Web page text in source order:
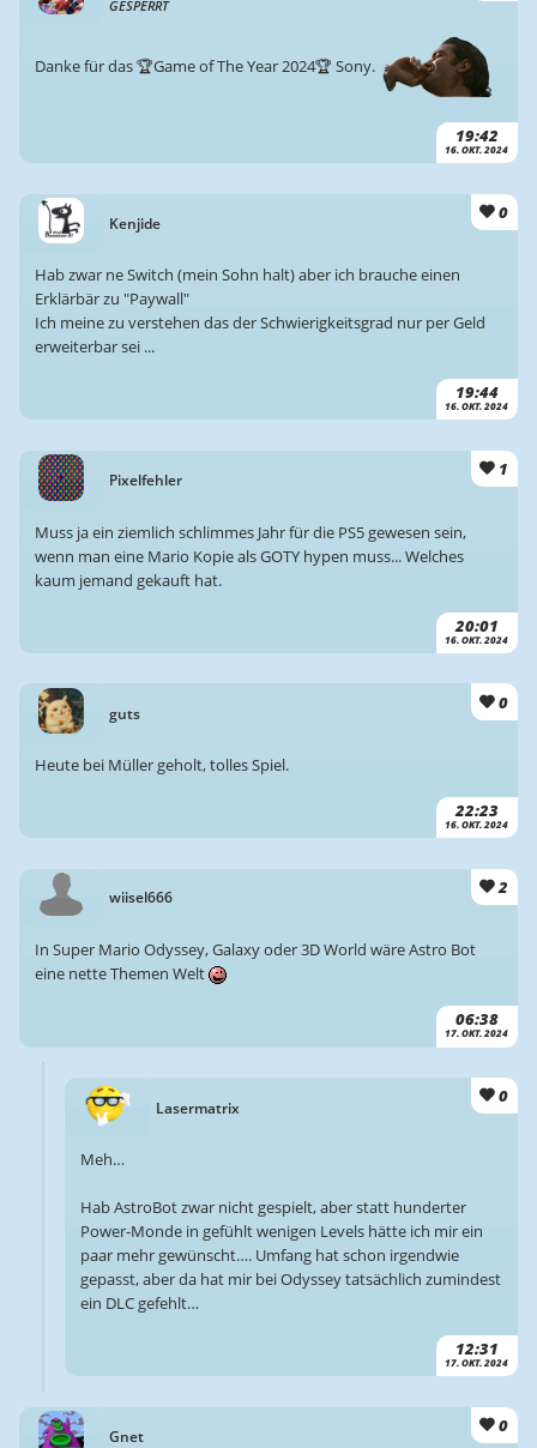
GESPERRT
19:42
16. OKT. 2024
Danke für das 🏆Game of The Year 2024🏆 Sony.
Kenjide
0
19:44
16. OKT. 2024
Hab zwar ne Switch (mein Sohn halt) aber ich brauche einen
Erklärbär zu "Paywall"
Ich meine zu verstehen das der Schwierigkeitsgrad nur per Geld
erweiterbar sei ...
Pixelfehler
1
20:01
16. OKT. 2024
Muss ja ein ziemlich schlimmes Jahr für die PS5 gewesen sein,
wenn man eine Mario Kopie als GOTY hypen muss... Welches
kaum jemand gekauft hat.
guts
0
22:23
16. OKT. 2024
Heute bei Müller geholt, tolles Spiel.
wiisel666 2
06:38
17. OKT. 2024
In Super Mario Odyssey, Galaxy oder 3D World wäre Astro Bot
eine nette Themen Welt
Lasermatrix
0
12:31
17. OKT. 2024
Meh…
Hab AstroBot zwar nicht gespielt, aber statt hunderter
Power-Monde in gefühlt wenigen Levels hätte ich mir ein
paar mehr gewünscht…. Umfang hat schon irgendwie
gepasst, aber da hat mir bei Odyssey tatsächlich zumindest
ein DLC gefehlt…
Gnet
0